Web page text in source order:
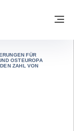
- WEBSEITE DER
FÜR
OSTEUROPA
ZAHL VON